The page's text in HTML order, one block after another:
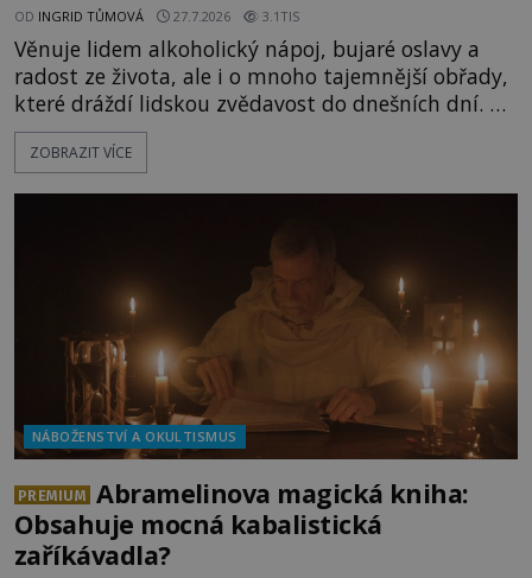
OD INGRID TŮMOVÁ 27.7.2026 3.1TIS
Věnuje lidem alkoholický nápoj, bujaré oslavy a
radost ze života, ale i o mnoho tajemnější obřady,
které dráždí lidskou zvědavost do dnešních dní. Co
doopravdy představuje bůh, jemuž Římané říkají
Bakchus? Mytologický příběh řeckého boha
ZOBRAZIT VÍCE
NÁBOŽENSTVÍ A OKULTISMUS
PREMIUM
Abramelinova magická kniha:
Obsahuje mocná kabalistická
zaříkávadla?